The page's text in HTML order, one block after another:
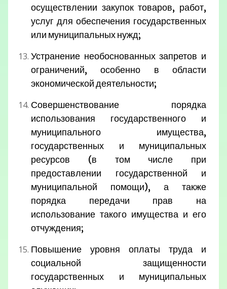
осуществлении закупок товаров, работ,
услуг для обеспечения государственных
или муниципальных нужд;
Устранение необоснованных запретов и
ограничений, особенно в области
экономической деятельности;
Совершенствование порядка
использования государственного и
муниципального имущества,
государственных и муниципальных
ресурсов (в том числе при
предоставлении государственной и
муниципальной помощи), а также
порядка передачи прав на
использование такого имущества и его
отчуждения;
Повышение уровня оплаты труда и
социальной защищенности
государственных и муниципальных